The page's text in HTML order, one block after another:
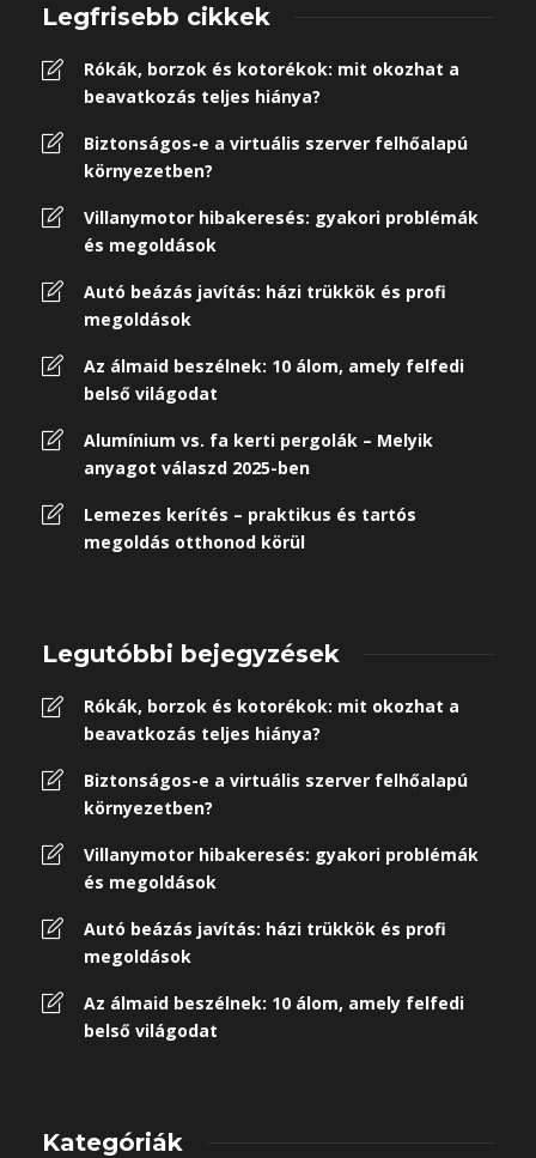
Legfrisebb cikkek
Rókák, borzok és kotorékok: mit okozhat a
beavatkozás teljes hiánya?
Biztonságos-e a virtuális szerver felhőalapú
környezetben?
Villanymotor hibakeresés: gyakori problémák
és megoldások
Autó beázás javítás: házi trükkök és profi
megoldások
Az álmaid beszélnek: 10 álom, amely felfedi
belső világodat
Alumínium vs. fa kerti pergolák – Melyik
anyagot válaszd 2025-ben
Lemezes kerítés – praktikus és tartós
megoldás otthonod körül
Legutóbbi bejegyzések
Rókák, borzok és kotorékok: mit okozhat a
beavatkozás teljes hiánya?
Biztonságos-e a virtuális szerver felhőalapú
környezetben?
Villanymotor hibakeresés: gyakori problémák
és megoldások
Autó beázás javítás: házi trükkök és profi
megoldások
Az álmaid beszélnek: 10 álom, amely felfedi
belső világodat
Kategóriák